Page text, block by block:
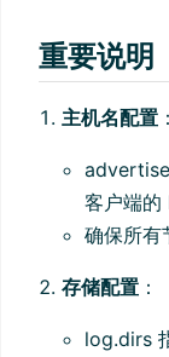
重要说明
主机名配置 ：
客户端的
确保所有
存储配置 ：
log.dirs